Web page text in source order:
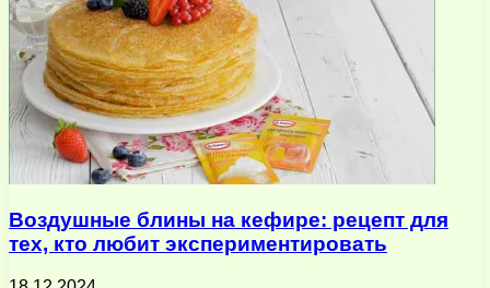
Воздушные блины на кефире: рецепт для
тех, кто любит экспериментировать